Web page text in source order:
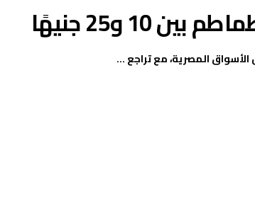
و25 جنيهًا